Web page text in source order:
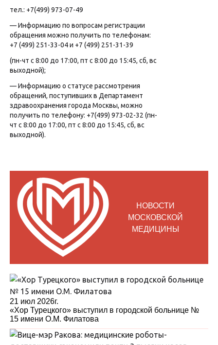
тел.: +7(499) 973-07-49
— Информацию по вопросам регистрации
обращения можно получить по телефонам:
+7 (499) 251-33-04 и +7 (499) 251-31-39
(пн-чт с 8:00 до 17:00, пт с 8:00 до 15:45, сб, вс
выходной);
— Информацию о статусе рассмотрения
обращений, поступивших в Департамент
здравоохранения города Москвы, можно
получить по телефону: +7(499) 973-02-32 (пн-
чт с 8:00 до 17:00, пт с 8:00 до 15:45, сб, вс
выходной).
НОВОСТИ
МОСКОВСКОЙ
МЕДИЦИНЫ
21 июл 2026г.
«Хор Турецкого» выступил в городской больнице №
15 имени О.М. Филатова